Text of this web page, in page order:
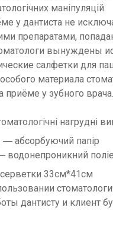
маніпуляцій.
дантиста не
препаратами,
вынуждены
салфетки для
материала
приёме у зубного врача.
нагрудні
― абсорбуючий папір
водонепроникний
33см*41см
дантисту и клиент